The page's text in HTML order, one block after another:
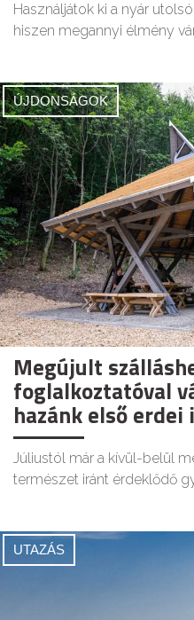
Használjátok ki a nyár
hiszen megannyi élmény
ÚJDONSÁGOK
Megújult
foglalkoztatóval
hazánk első erdei
Júliustól már a kívül-belül
természet iránt érdeklődő
UTAZÁS